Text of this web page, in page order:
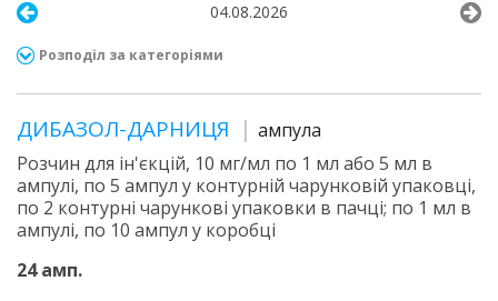
04.08.2026
Розподіл за категоріями
ДИБАЗОЛ-ДАРНИЦЯ
ампула
Розчин для ін'єкцій, 10 мг/мл по 1 мл або 5 мл в
ампулі, по 5 ампул у контурній чарунковій упаковці,
по 2 контурні чарункові упаковки в пачці; по 1 мл в
ампулі, по 10 ампул у коробці
24 амп.